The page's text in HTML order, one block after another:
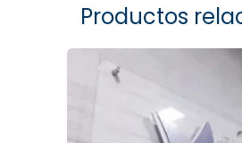
Productos